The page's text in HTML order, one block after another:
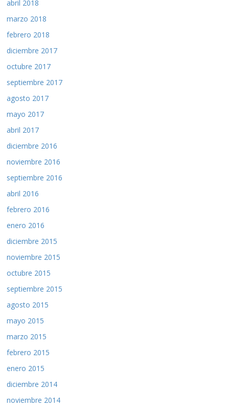
abril 2018
marzo 2018
febrero 2018
diciembre 2017
octubre 2017
septiembre 2017
agosto 2017
mayo 2017
abril 2017
diciembre 2016
noviembre 2016
septiembre 2016
abril 2016
febrero 2016
enero 2016
diciembre 2015
noviembre 2015
octubre 2015
septiembre 2015
agosto 2015
mayo 2015
marzo 2015
febrero 2015
enero 2015
diciembre 2014
noviembre 2014